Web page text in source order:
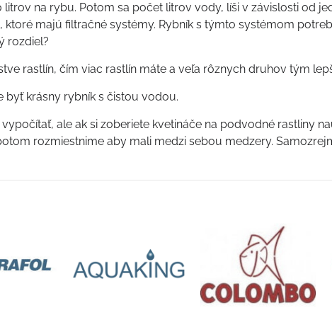
na rybu. Potom sa počet litrov vody, líši v závislosti od
ktoré majú filtračné systémy. Rybník s týmto systémom
rozdiel?
rastlín, čím viac rastlín máte a veľa rôznych druhov tým
byť krásny rybník s čistou vodou.
ale ak si zoberiete kvetináče na podvodné rastliny
rozmiestnime aby mali medzi sebou medzery.